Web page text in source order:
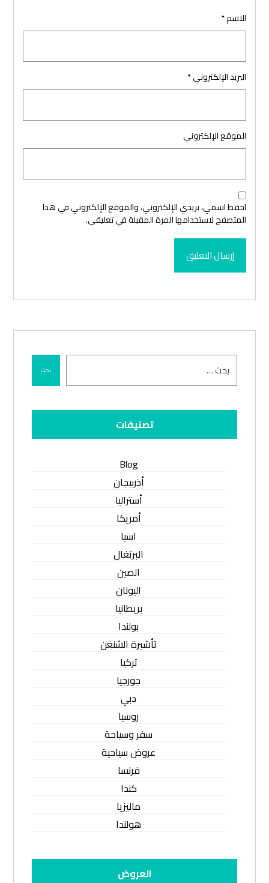
الاسم*
البريد الإلكتروني*
الموقع الإلكتروني
احفظ اسمي، بريدي الإلكتروني، والموقع الإلكتروني في هذا
المتصفح لاستخدامها المرة المقبلة في تعليقي.
إرسال التعليق
بحث
تصنيفات
Blog
أذربيجان
أستراليا
أمريكا
اسيا
البرتغال
الصين
اليونان
بريطانيا
بولندا
تأشيرة الشنغن
تركيا
جورجيا
دبي
روسيا
سفر وسياحة
عروض سياحية
فرنسا
كندا
ماليزيا
هولندا
العروض